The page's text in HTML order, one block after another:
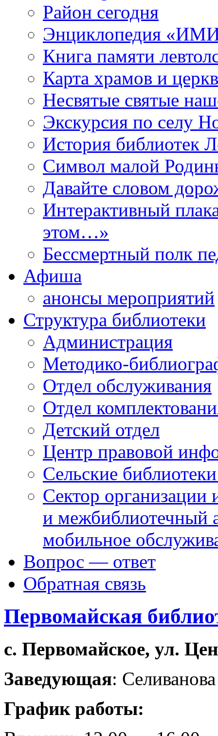
Район сегодня
Энциклопедия «ИМИ
Книга памяти
Карта храмов и
Несвятые святые
Экскурсия по селу
История библиотек
Символ малой
Давайте словом
Интерактивный
этом…»
Бессмертный полк
Афиша
анонсы мероприятий
Структура библиотеки
Администрация
Методико-
Отдел обслуживания
Отдел
Детский отдел
Центр правовой
Сельские
Сектор организации
и межбиблиотечный
мобильное
Вопрос — ответ
Обратная связь
Первомайская
с. Первомайское, ул.
Заведующая:
График работы: